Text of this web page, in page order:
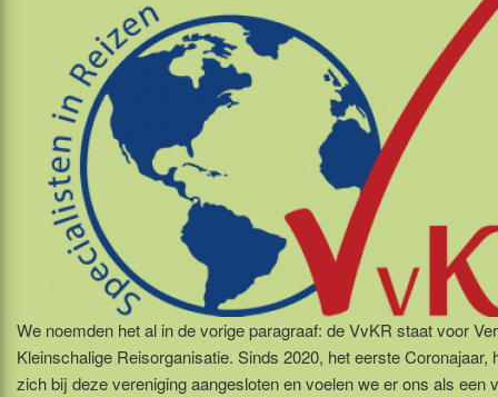
We noemden het al in de vorige paragraaf: de VvKR staat voor
Kleinschalige Reisorganisatie. Sinds 2020, het eerste Coronajaar,
zich bij deze vereniging aangesloten en voelen we er ons als een